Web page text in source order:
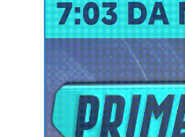
O adolescente também
quatro suspeitos chegaram ao
imóvel. A vítima foi alvejada
foi executado na frente dos
De acordo com a polícia,